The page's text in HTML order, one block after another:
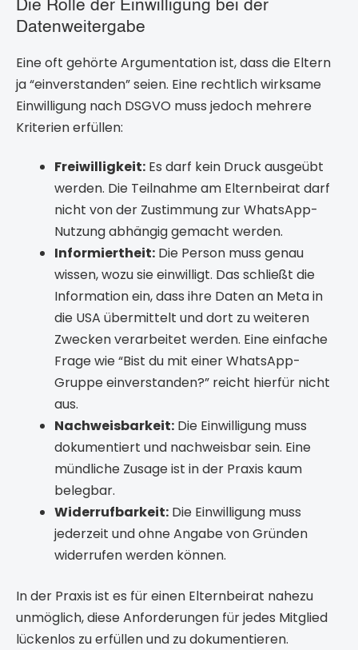
Die Rolle der Einwilligung bei der
Datenweitergabe
Eine oft gehörte Argumentation ist, dass die Eltern
ja “einverstanden” seien. Eine rechtlich wirksame
Einwilligung nach DSGVO muss jedoch mehrere
Kriterien erfüllen:
Freiwilligkeit: Es darf kein Druck ausgeübt
werden. Die Teilnahme am Elternbeirat darf
nicht von der Zustimmung zur WhatsApp-
Nutzung abhängig gemacht werden.
Informiertheit: Die Person muss genau
wissen, wozu sie einwilligt. Das schließt die
Information ein, dass ihre Daten an Meta in
die USA übermittelt und dort zu weiteren
Zwecken verarbeitet werden. Eine einfache
Frage wie “Bist du mit einer WhatsApp-
Gruppe einverstanden?” reicht hierfür nicht
aus.
Nachweisbarkeit: Die Einwilligung muss
dokumentiert und nachweisbar sein. Eine
mündliche Zusage ist in der Praxis kaum
belegbar.
Widerrufbarkeit: Die Einwilligung muss
jederzeit und ohne Angabe von Gründen
widerrufen werden können.
In der Praxis ist es für einen Elternbeirat nahezu
unmöglich, diese Anforderungen für jedes Mitglied
lückenlos zu erfüllen und zu dokumentieren.